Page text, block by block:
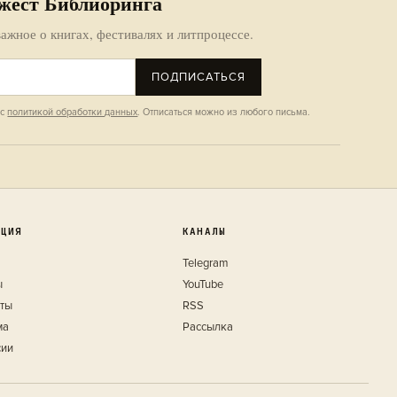
о книгах, фестивалях и литпроцессе.
ПОДПИСАТЬСЯ
политикой обработки данных. Отписаться можно из любого письма.
КАНАЛЫ
Telegram
YouTube
RSS
Рассылка